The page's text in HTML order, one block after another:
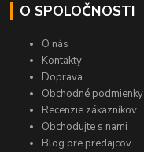
O SPOLOČNOSTI
O nás
Kontakty
Doprava
Obchodné podmienky
Recenzie zákazníkov
Obchodujte s nami
Blog pre predajcov